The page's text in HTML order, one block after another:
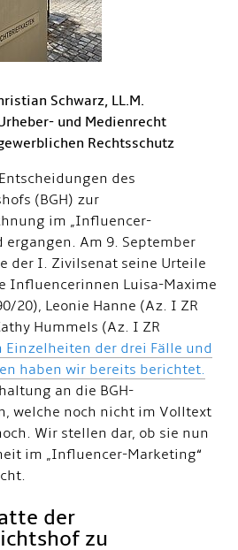
Schwarz, LL.M.
und Medienrecht
Rechtsschutz
des
(BGH) zur
im „Influencer-
ergangen. Am 9. September
der I. Zivilsenat seine Urteile
Influencerinnen Luisa-Maxime
20), Leonie Hanne (Az. I ZR
Hummels (Az. I ZR
Einzelheiten der drei Fälle und
haben wir bereits berichtet.
an die BGH-
welche noch nicht im Volltext
Wir stellen dar, ob sie nun
im „Influencer-Marketing“
der
zu